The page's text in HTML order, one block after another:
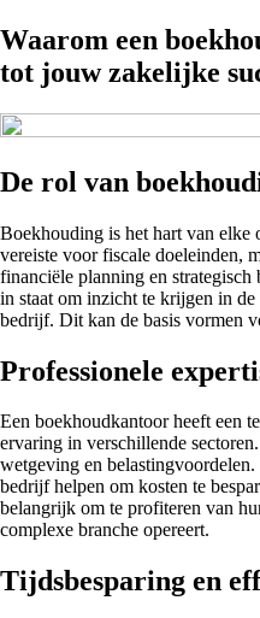
Waarom een
tot jouw zakelijke
De rol van
Boekhouding is het hart van elke
vereiste voor fiscale doeleinden,
financiële planning en strategisch
in staat om inzicht te krijgen in
bedrijf. Dit kan de basis vormen
Professionele
Een boekhoudkantoor heeft een
ervaring in verschillende
wetgeving en
bedrijf helpen om kosten te
belangrijk om te profiteren van
complexe branche opereert.
Tijdsbesparing en